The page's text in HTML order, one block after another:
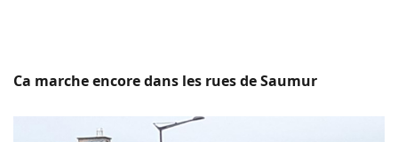
Ca marche encore dans les rues de Saumur